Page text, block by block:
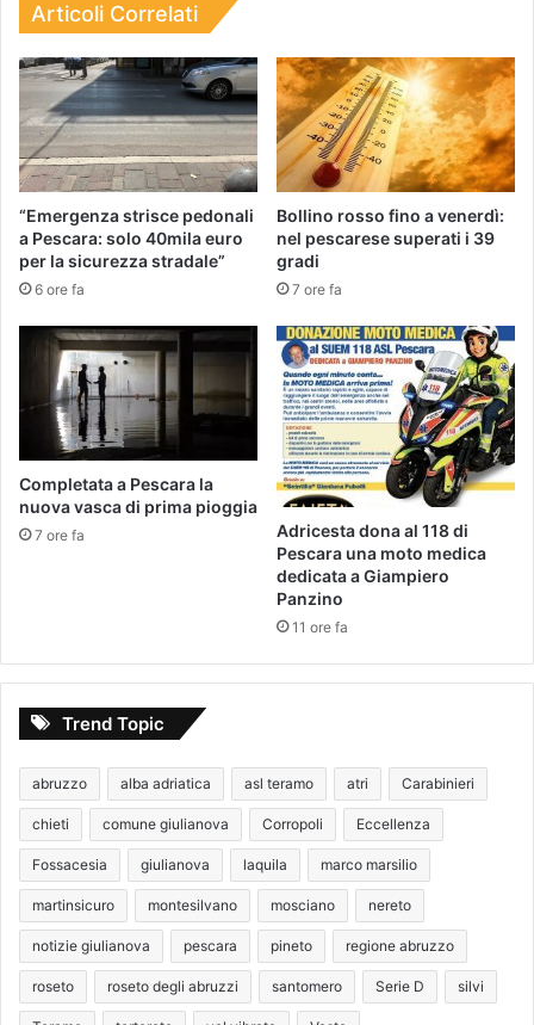
Articoli Correlati
“Emergenza strisce pedonali
a Pescara: solo 40mila euro
per la sicurezza stradale”
6 ore fa
Bollino rosso fino a venerdì:
nel pescarese superati i 39
gradi
7 ore fa
Completata a Pescara la
nuova vasca di prima pioggia
7 ore fa
Adricesta dona al 118 di
Pescara una moto medica
dedicata a Giampiero
Panzino
11 ore fa
Trend Topic
abruzzo alba adriatica asl teramo atri Carabinieri
chieti comune giulianova Corropoli Eccellenza
Fossacesia giulianova laquila marco marsilio
martinsicuro montesilvano mosciano nereto
notizie giulianova pescara pineto regione abruzzo
roseto roseto degli abruzzi santomero Serie D silvi